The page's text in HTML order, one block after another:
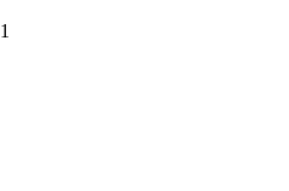
1